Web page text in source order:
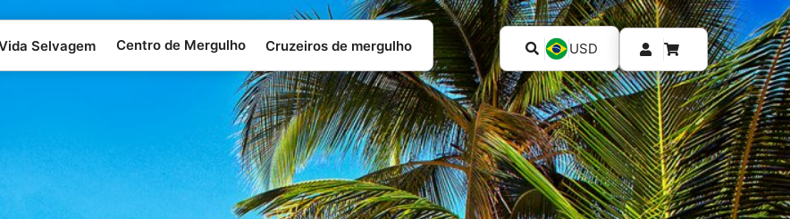
Selvagem Centro de Mergulho Cruzeiros de mergulho USD